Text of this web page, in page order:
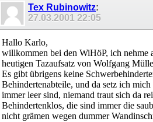
Tex Rubinowitz:
27.03.2001 22:05
Hallo Karlo,
willkommen bei den WiHöP, ich nehme
heutigen Tazaufsatz von Wolfgang
Es gibt übrigens keine
Behindertenabteile, und da setz ich
immer leer sind, niemand traut sich da
Behindertenklos, die sind immer die
nicht grämen wegen dummer